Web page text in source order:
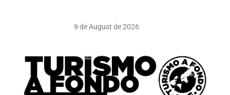
9 de August de 2026